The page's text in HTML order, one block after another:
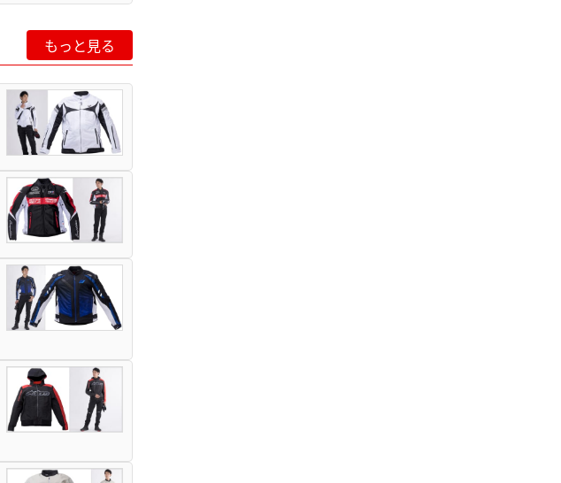
もっと見る